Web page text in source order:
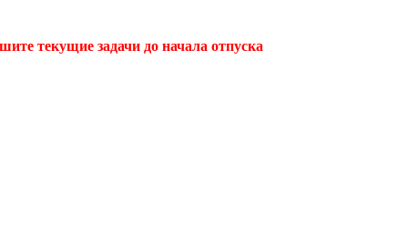
текущие задачи до начала отпуска